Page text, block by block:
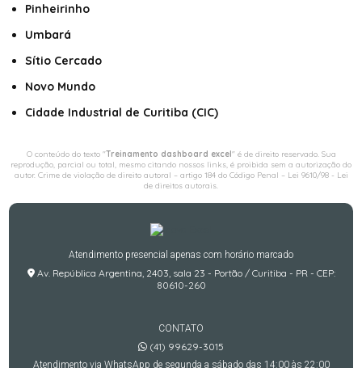
Pinheirinho
Umbará
Sítio Cercado
Novo Mundo
Cidade Industrial de Curitiba (CIC)
O conteúdo do texto "Treinamento dashboard excel" é de direito reservado. Sua
reprodução, parcial ou total, mesmo citando nossos links, é proibida sem a autorização do
autor. Crime de violação de direito autoral – artigo 184 do Código Penal – Lei 9610/98 - Lei
de direitos autorais.
Atendimento presencial apenas com horário marcado
Av. República Argentina, 2403, sala 23 - Portão / Curitiba - PR - CEP:
80610-260
CONTATO
(41) 99629-3015
Atendimento via WhatsApp de segunda a sábado das 14:00 às 22:00